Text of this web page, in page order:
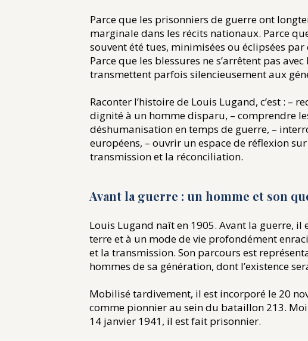
Parce que les prisonniers de guerre ont
marginale dans les récits nationaux. Parce
souvent été tues, minimisées ou éclipsées
Parce que les blessures ne s’arrêtent pas
transmettent parfois silencieusement aux
Raconter l’histoire de Louis Lugand, c’est : –
dignité à un homme disparu, – comprendre
déshumanisation en temps de guerre, –
européens, – ouvrir un espace de réflexion
transmission et la réconciliation.
Avant la guerre : un homme et son
Louis Lugand naît en 1905. Avant la guerre,
terre et à un mode de vie profondément
et la transmission. Son parcours est
hommes de sa génération, dont l’existence
Mobilisé tardivement, il est incorporé le 20
comme pionnier au sein du bataillon 213.
14 janvier 1941, il est fait prisonnier.